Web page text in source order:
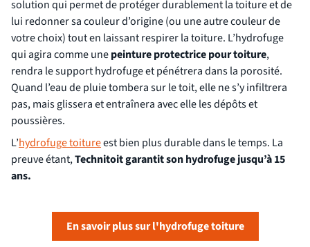
solution qui permet de protéger durablement la toiture et de
lui redonner sa couleur d’origine (ou une autre couleur de
votre choix) tout en laissant respirer la toiture. L’hydrofuge
qui agira comme unepeinture protectrice pour toiture,
rendra le support hydrofuge et pénétrera dans la porosité.
Quand l’eau de pluie tombera sur le toit, elle ne s’y infiltrera
pas, mais glissera et entraînera avec elle les dépôts et
poussières.
L’hydrofuge toitureest bien plus durable dans le temps. La
preuve étant,Technitoit garantit son hydrofuge jusqu’à 15
ans.
En savoir plus sur l'hydrofuge toiture